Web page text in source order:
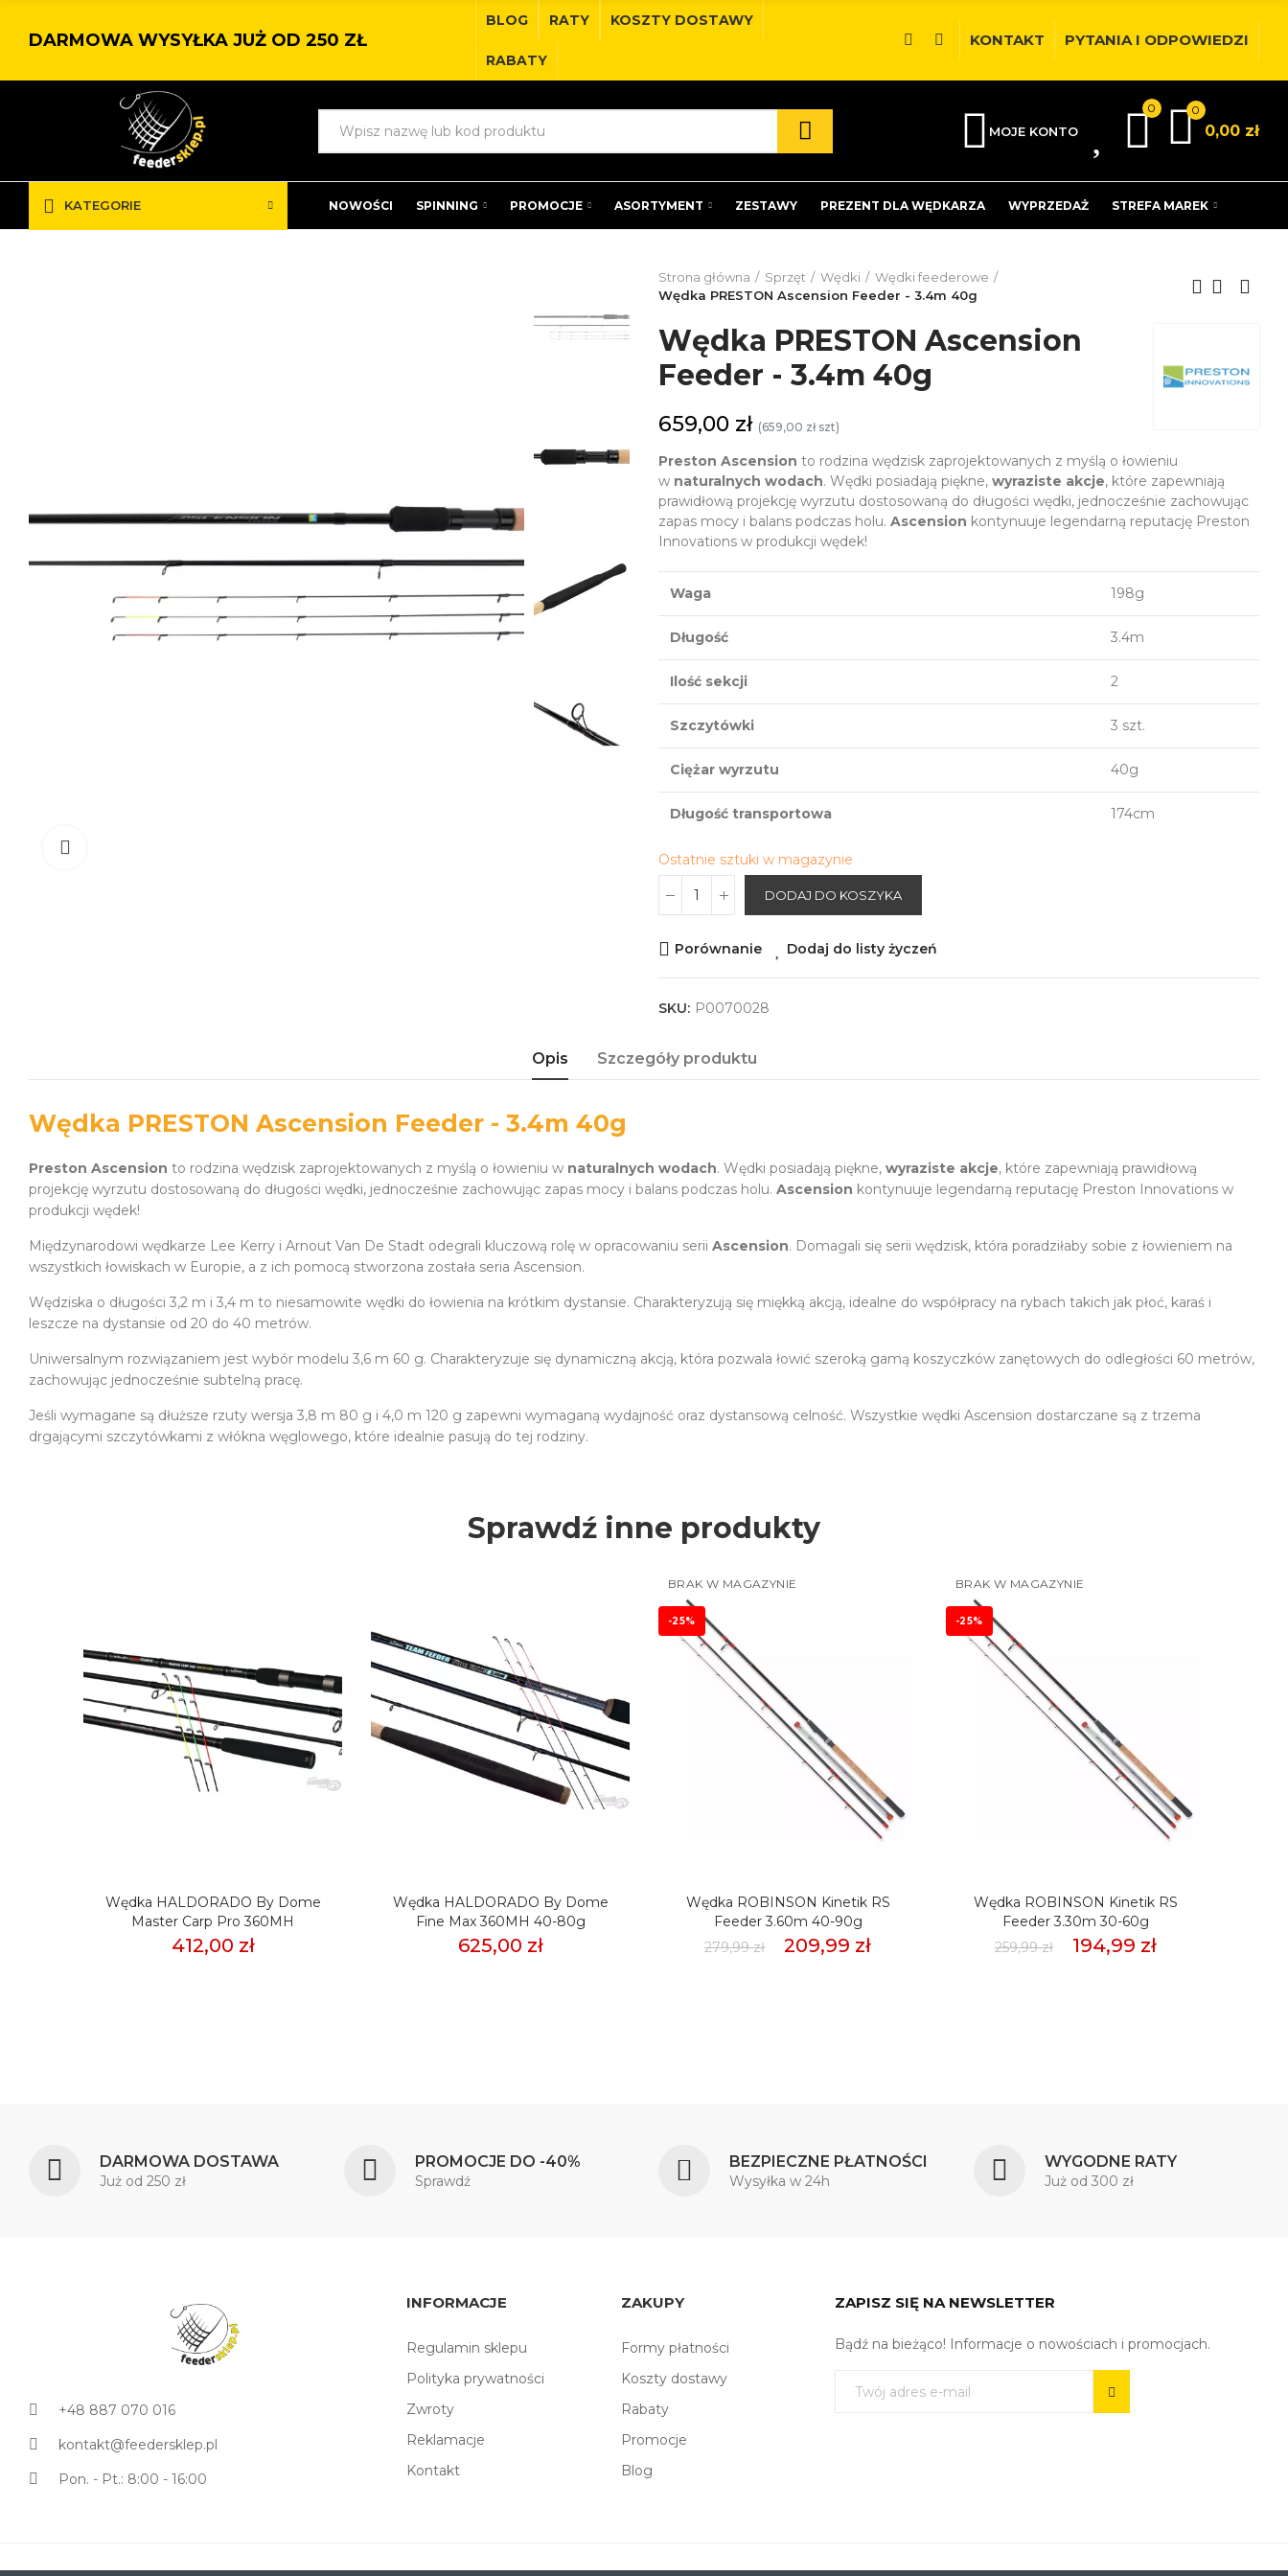
DARMOWA WYSYŁKA JUŻ OD 250 ZŁ
BLOG RATY KOSZTY DOSTAWY
RABATY
KONTAKT PYTANIA I ODPOWIEDZI
MOJE KONTO
0 0
0,00 zł
KATEGORIE NOWOŚCI SPINNING PROMOCJE ASORTYMENT ZESTAWY PREZENT DLA WĘDKARZA WYPRZEDAŻ STREFA MAREK
Strona główna Sprzęt Wędki
Wędki feederowe
Wędka PRESTON Ascension Feeder - 3.4m 40g
Wędka PRESTON Ascension
Feeder - 3.4m 40g
659,00 zł (659,00 zł szt)
Preston Ascension to rodzina wędzisk zaprojektowanych z myślą o łowieniu
w naturalnych wodach. Wędki posiadają piękne, wyraziste akcje, które zapewniają
prawidłową projekcję wyrzutu dostosowaną do długości wędki, jednocześnie zachowując
zapas mocy i balans podczas holu. Ascension kontynuuje legendarną reputację Preston
Innovations w produkcji wędek!
Waga 198g
Długość 3.4m
Ilość sekcji 2
Szczytówki 3 szt.
Ciężar wyrzutu 40g
Długość transportowa 174cm
Ostatnie sztuki w magazynie
DODAJ DO KOSZYKA
Porównanie Dodaj do listy życzeń
SKU: P0070028
Opis Szczegóły produktu
Wędka PRESTON Ascension Feeder - 3.4m 40g
Preston Ascension to rodzina wędzisk zaprojektowanych z myślą o łowieniu w naturalnych wodach. Wędki posiadają piękne, wyraziste akcje, które zapewniają prawidłową
projekcję wyrzutu dostosowaną do długości wędki, jednocześnie zachowując zapas mocy i balans podczas holu. Ascension kontynuuje legendarną reputację Preston Innovations w
produkcji wędek!
Międzynarodowi wędkarze Lee Kerry i Arnout Van De Stadt odegrali kluczową rolę w opracowaniu serii Ascension. Domagali się serii wędzisk, która poradziłaby sobie z łowieniem na
wszystkich łowiskach w Europie, a z ich pomocą stworzona została seria Ascension.
Wędziska o długości 3,2 m i 3,4 m to niesamowite wędki do łowienia na krótkim dystansie. Charakteryzują się miękką akcją, idealne do współpracy na rybach takich jak płoć, karaś i
leszcze na dystansie od 20 do 40 metrów.
Uniwersalnym rozwiązaniem jest wybór modelu 3,6 m 60 g. Charakteryzuje się dynamiczną akcją, która pozwala łowić szeroką gamą koszyczków zanętowych do odległości 60 metrów,
zachowując jednocześnie subtelną pracę.
Jeśli wymagane są dłuższe rzuty wersja 3,8 m 80 g i 4,0 m 120 g zapewni wymaganą wydajność oraz dystansową celność. Wszystkie wędki Ascension dostarczane są z trzema
drgającymi szczytówkami z włókna węglowego, które idealnie pasują do tej rodziny.
Sprawdź inne produkty
Wędka HALDORADO By Dome
Master Carp Pro 360MH
412,00 zł
Wędka HALDORADO By Dome
Fine Max 360MH 40-80g
625,00 zł
BRAK W MAGAZYNIE
-25%
Wędka ROBINSON Kinetik RS
Feeder 3.60m 40-90g
279,99 zł
209,99 zł
BRAK W MAGAZYNIE
-25%
Wędka ROBINSON Kinetik RS
Feeder 3.30m 30-60g
259,99 zł
194,99 zł
DARMOWA DOSTAWA
Już od 250 zł
PROMOCJE DO -40%
Sprawdź
BEZPIECZNE PŁATNOŚCI
Wysyłka w 24h
WYGODNE RATY
Już od 300 zł
+48 887 070 016
kontakt@feedersklep.pl
Pon. - Pt.: 8:00 - 16:00
INFORMACJE
Regulamin sklepu
Polityka prywatności
Zwroty
Reklamacje
Kontakt
ZAKUPY
Formy płatności
Koszty dostawy
Rabaty
Promocje
Blog
ZAPISZ SIĘ NA NEWSLETTER
Bądź na bieżąco! Informacje o nowościach i promocjach.